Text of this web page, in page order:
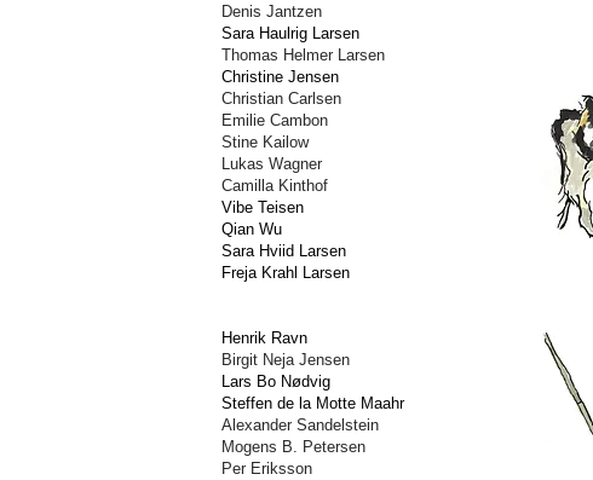
Denis Jantzen
Sara Haulrig Larsen
Thomas Helmer Larsen
Christine Jensen
Christian Carlsen
Emilie Cambon
Stine Kailow
Lukas Wagner
Camilla Kinthof
Vibe Teisen
Qian Wu
Sara Hviid Larsen
Freja Krahl Larsen
Henrik Ravn
Birgit Neja Jensen
Lars Bo Nødvig
Steffen de la Motte Maahr
Alexander Sandelstein
Mogens B. Petersen
Per Eriksson